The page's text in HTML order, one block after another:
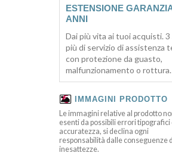
ESTENSIONE
ANNI
Dai più vita ai tuoi acquisti. 3
più di servizio di assistenza
con protezione da guasto,
malfunzionamento o rottura.
IMMAGINI PRODOTTO
Le immagini relative al prodotto
esenti da possibili errori tipografici
accuratezza, si declina ogni
responsabilità dalle conseguenze
inesattezze.